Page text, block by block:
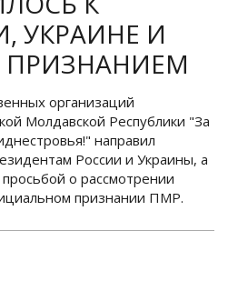
УКРАИНЕ И
ПРИЗНАНИЕМ
организаций
Молдавской Республики "За
направил
России и Украины, а
о рассмотрении
признании ПМР.